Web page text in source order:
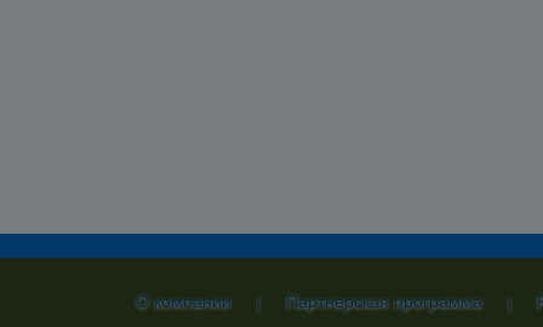
О компании | Партнерская программа |